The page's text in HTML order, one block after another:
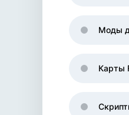
Моды
Карты